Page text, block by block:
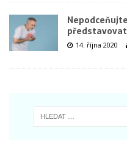
14. října 2020